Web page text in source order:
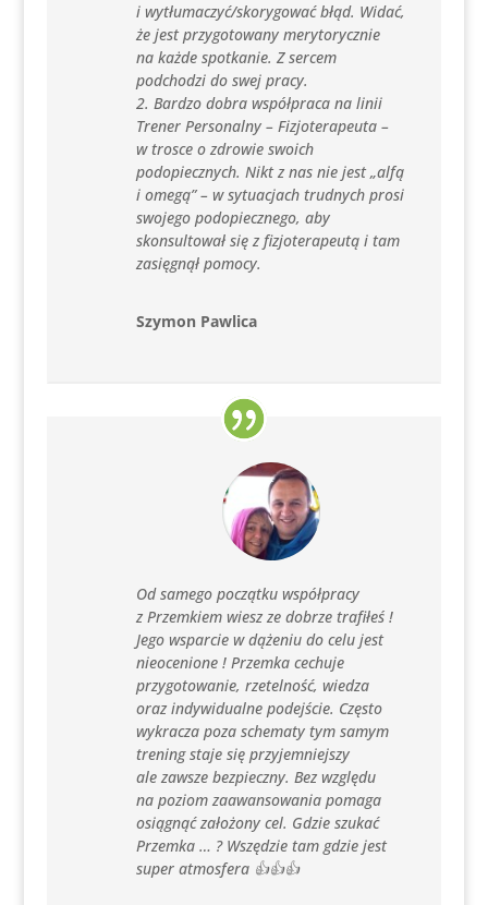
i wytłumaczyć/skorygować błąd. Widać,
że jest przygotowany merytorycznie
na każde spotkanie. Z sercem
podchodzi do swej pracy.
2. Bardzo dobra współpraca na linii
Trener Personalny – Fizjoterapeuta –
w trosce o zdrowie swoich
podopiecznych. Nikt z nas nie jest „alfą
i omegą” – w sytuacjach trudnych prosi
swojego podopiecznego, aby
skonsultował się z fizjoterapeutą i tam
zasięgnął pomocy.
Szymon Pawlica
Od samego początku współpracy
z Przemkiem wiesz ze dobrze trafiłeś !
Jego wsparcie w dążeniu do celu jest
nieocenione ! Przemka cechuje
przygotowanie, rzetelność, wiedza
oraz indywidualne podejście. Często
wykracza poza schematy tym samym
trening staje się przyjemniejszy
ale zawsze bezpieczny. Bez względu
na poziom zaawansowania pomaga
osiągnąć założony cel. Gdzie szukać
Przemka … ? Wszędzie tam gdzie jest
super atmosfera 👍👍👍